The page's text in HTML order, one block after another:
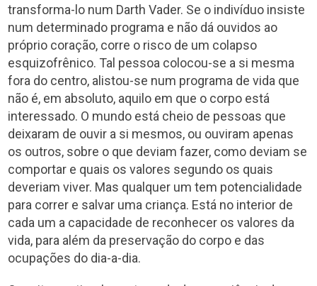
transforma-lo num Darth Vader. Se o indivíduo insiste
num determinado programa e não dá ouvidos ao
próprio coração, corre o risco de um colapso
esquizofrênico. Tal pessoa colocou-se a si mesma
fora do centro, alistou-se num programa de vida que
não é, em absoluto, aquilo em que o corpo está
interessado. O mundo está cheio de pessoas que
deixaram de ouvir a si mesmos, ou ouviram apenas
os outros, sobre o que deviam fazer, como deviam se
comportar e quais os valores segundo os quais
deveriam viver. Mas qualquer um tem potencialidade
para correr e salvar uma criança. Está no interior de
cada um a capacidade de reconhecer os valores da
vida, para além da preservação do corpo e das
ocupações do dia-a-dia.